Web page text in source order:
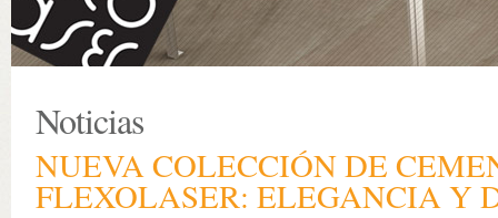
Noticias
NUEVA COLECCIÓN DE
FLEXOLASER: ELEGANCIA Y